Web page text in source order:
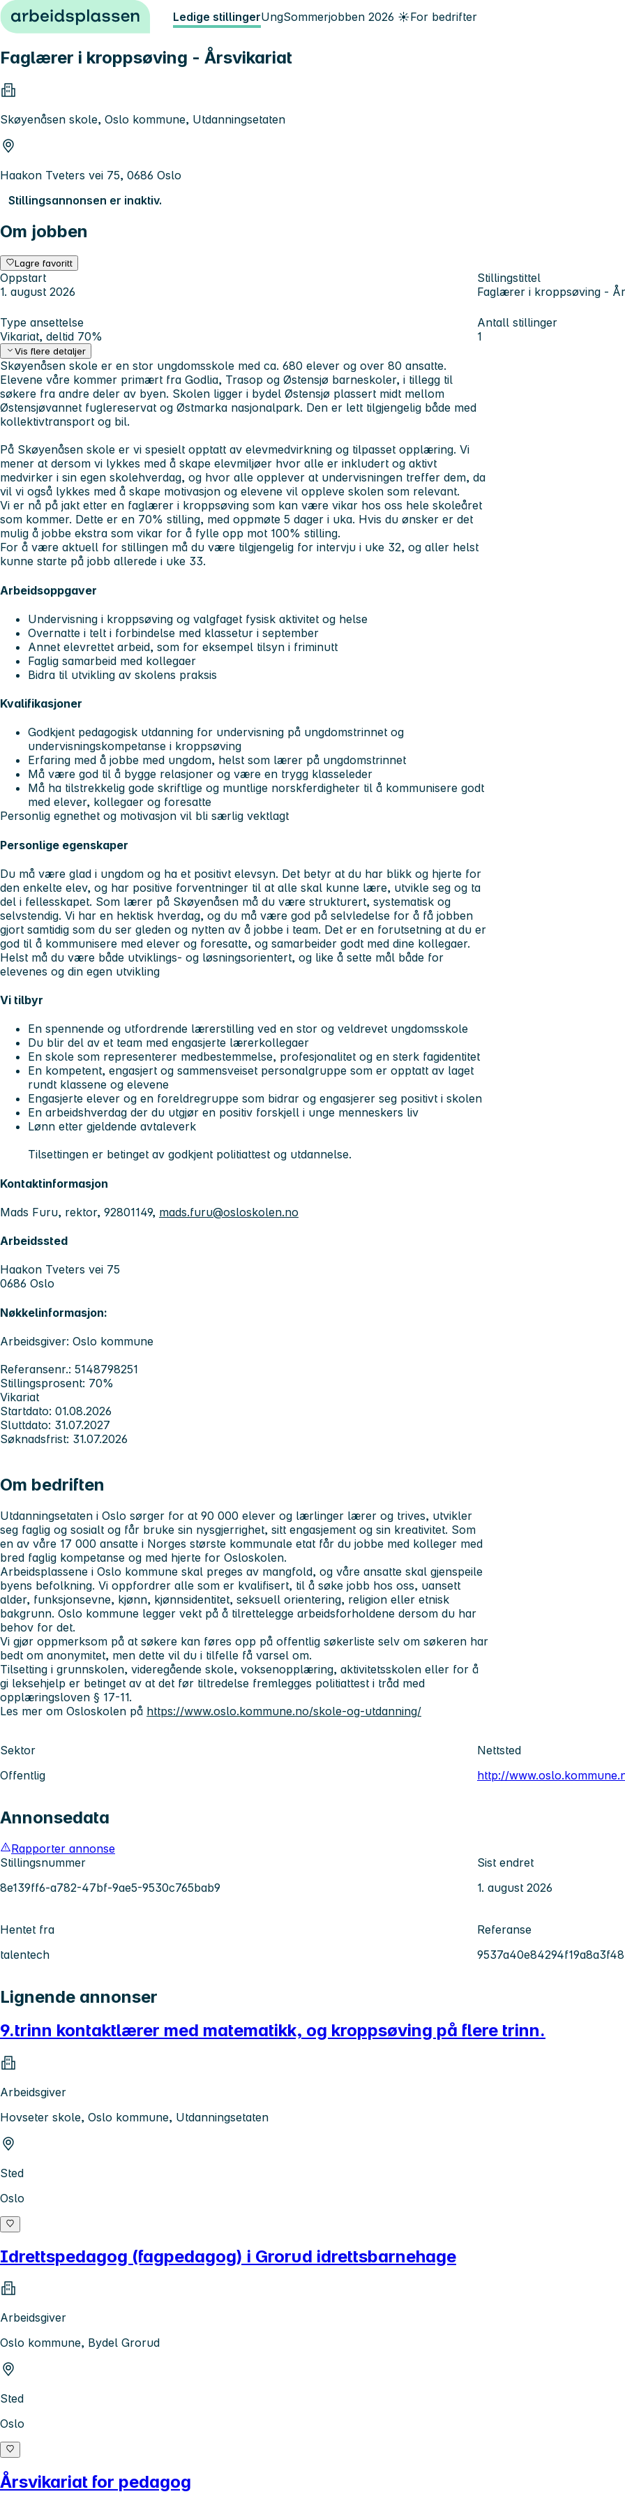
Hopp til innhold Ledige stillingerUngSommerjobben 2026 ☀️For bedrifter
Faglærer i kroppsøving - Årsvikariat
Skøyenåsen skole, Oslo kommune, Utdanningsetaten
Haakon Tveters vei 75, 0686 Oslo
Stillingsannonsen er inaktiv.
Om jobben
Lagre favoritt
Oppstart
1. august 2026
Stillingstittel
Faglærer i kroppsøving -
Type ansettelse
Vikariat, deltid 70%
Antall stillinger
1
Vis flere detaljer
Skøyenåsen skole er en stor ungdomsskole med ca. 680 elever og over 80 ansatte.
Elevene våre kommer primært fra Godlia, Trasop og Østensjø barneskoler, i tillegg til
søkere fra andre deler av byen. Skolen ligger i bydel Østensjø plassert midt mellom
Østensjøvannet fuglereservat og Østmarka nasjonalpark. Den er lett tilgjengelig både med
kollektivtransport og bil.
På Skøyenåsen skole er vi spesielt opptatt av elevmedvirkning og tilpasset opplæring. Vi
mener at dersom vi lykkes med å skape elevmiljøer hvor alle er inkludert og aktivt
medvirker i sin egen skolehverdag, og hvor alle opplever at undervisningen treffer dem, da
vil vi også lykkes med å skape motivasjon og elevene vil oppleve skolen som relevant.
Vi er nå på jakt etter en faglærer i kroppsøving som kan være vikar hos oss hele skoleåret
som kommer. Dette er en 70% stilling, med oppmøte 5 dager i uka. Hvis du ønsker er det
mulig å jobbe ekstra som vikar for å fylle opp mot 100% stilling.
For å være aktuell for stillingen må du være tilgjengelig for intervju i uke 32, og aller helst
kunne starte på jobb allerede i uke 33.
Arbeidsoppgaver
Undervisning i kroppsøving og valgfaget fysisk aktivitet og helse
Overnatte i telt i forbindelse med klassetur i september
Annet elevrettet arbeid, som for eksempel tilsyn i friminutt
Faglig samarbeid med kollegaer
Bidra til utvikling av skolens praksis
Kvalifikasjoner
Godkjent pedagogisk utdanning for undervisning på ungdomstrinnet og
undervisningskompetanse i kroppsøving
Erfaring med å jobbe med ungdom, helst som lærer på ungdomstrinnet
Må være god til å bygge relasjoner og være en trygg klasseleder
Må ha tilstrekkelig gode skriftlige og muntlige norskferdigheter til å kommunisere godt
med elever, kollegaer og foresatte
Personlig egnethet og motivasjon vil bli særlig vektlagt
Personlige egenskaper
Du må være glad i ungdom og ha et positivt elevsyn. Det betyr at du har blikk og hjerte for
den enkelte elev, og har positive forventninger til at alle skal kunne lære, utvikle seg og ta
del i fellesskapet. Som lærer på Skøyenåsen må du være strukturert, systematisk og
selvstendig. Vi har en hektisk hverdag, og du må være god på selvledelse for å få jobben
gjort samtidig som du ser gleden og nytten av å jobbe i team. Det er en forutsetning at du er
god til å kommunisere med elever og foresatte, og samarbeider godt med dine kollegaer.
Helst må du være både utviklings- og løsningsorientert, og like å sette mål både for
elevenes og din egen utvikling
Vi tilbyr
En spennende og utfordrende lærerstilling ved en stor og veldrevet ungdomsskole
Du blir del av et team med engasjerte lærerkollegaer
En skole som representerer medbestemmelse, profesjonalitet og en sterk fagidentitet
En kompetent, engasjert og sammensveiset personalgruppe som er opptatt av laget
rundt klassene og elevene
Engasjerte elever og en foreldregruppe som bidrar og engasjerer seg positivt i skolen
En arbeidshverdag der du utgjør en positiv forskjell i unge menneskers liv
Lønn etter gjeldende avtaleverk
Tilsettingen er betinget av godkjent politiattest og utdannelse.
Kontaktinformasjon
Mads Furu, rektor, 92801149, mads.furu@osloskolen.no
Arbeidssted
Haakon Tveters vei 75
0686 Oslo
Nøkkelinformasjon:
Arbeidsgiver: Oslo kommune
Referansenr.: 5148798251
Stillingsprosent: 70%
Vikariat
Startdato: 01.08.2026
Sluttdato: 31.07.2027
Søknadsfrist: 31.07.2026
Om bedriften
Utdanningsetaten i Oslo sørger for at 90 000 elever og lærlinger lærer og trives, utvikler
seg faglig og sosialt og får bruke sin nysgjerrighet, sitt engasjement og sin kreativitet. Som
en av våre 17 000 ansatte i Norges største kommunale etat får du jobbe med kolleger med
bred faglig kompetanse og med hjerte for Osloskolen.
Arbeidsplassene i Oslo kommune skal preges av mangfold, og våre ansatte skal gjenspeile
byens befolkning. Vi oppfordrer alle som er kvalifisert, til å søke jobb hos oss, uansett
alder, funksjonsevne, kjønn, kjønnsidentitet, seksuell orientering, religion eller etnisk
bakgrunn. Oslo kommune legger vekt på å tilrettelegge arbeidsforholdene dersom du har
behov for det.
Vi gjør oppmerksom på at søkere kan føres opp på offentlig søkerliste selv om søkeren har
bedt om anonymitet, men dette vil du i tilfelle få varsel om.
Tilsetting i grunnskolen, videregående skole, voksenopplæring, aktivitetsskolen eller for å
gi leksehjelp er betinget av at det før tiltredelse fremlegges politiattest i tråd med
opplæringsloven § 17-11.
Les mer om Osloskolen på https://www.oslo.kommune.no/skole-og-utdanning/
Sektor
Offentlig
Nettsted
http://
Annonsedata
Rapporter annonse
Stillingsnummer
8e139ff6-a782-47bf-9ae5-9530c765bab9
Sist endret
1. august 2026
Hentet fra
talentech
Referanse
Lignende annonser
9.trinn kontaktlærer med matematikk, og kroppsøving på flere trinn.
Arbeidsgiver
Hovseter skole, Oslo kommune, Utdanningsetaten
Sted
Oslo
Idrettspedagog (fagpedagog) i Grorud idrettsbarnehage
Arbeidsgiver
Oslo kommune, Bydel Grorud
Sted
Oslo
Årsvikariat for pedagog